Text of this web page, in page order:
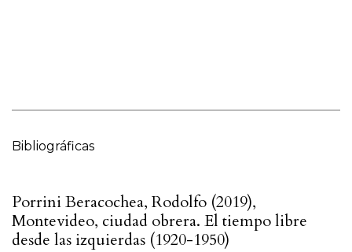
Bibliográficas
Porrini Beracochea, Rodolfo (2019),
Montevideo, ciudad obrera. El tiempo libre
desde las izquierdas (1920-1950)